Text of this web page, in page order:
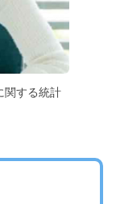
関する統計